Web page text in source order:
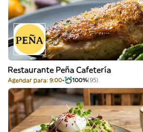
Restaurante Peña Cafetería
Agendar para: 9:00 100%(95)